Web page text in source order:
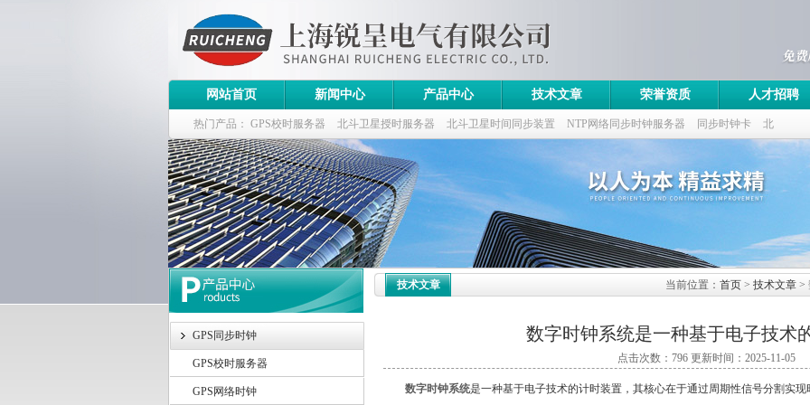
网站首页 新闻中心 产品中心 技术文章 荣誉资质 人才招聘
热门产品： GPS校时服务器 北斗卫星授时服务器 北斗卫星时间同步装置 NTP网络同步时钟服务器 同步时钟卡 北
斗卫星同步时钟指标
GPS同步时钟
GPS校时服务器
GPS网络时钟
技术文章 当前位置： 首页 > 技术文章 >
数字时钟系统是一种基于电子技术
点击次数：796 更新时间：2025-11-05
数字时钟系统是一种基于电子技术的计时装置，其核心在于通过周期性信号分割实